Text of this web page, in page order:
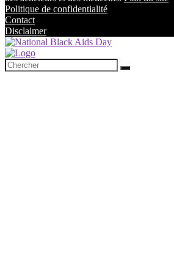
Politique de confidentialité
Contact
Disclaimer